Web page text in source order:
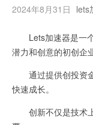
2024年8月31日 lets
Lets加速器是一个
潜力和创意的初创企
通过提供创投资金
快速成长。
创新不仅是技术上